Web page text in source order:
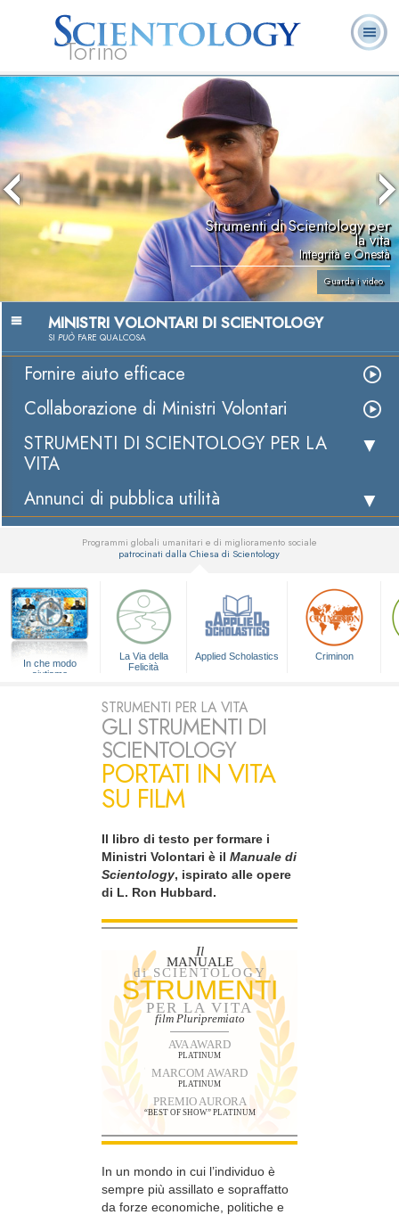
Torino
L. Ron Hubbard:
Fondatore
Scientology?
Ministri
Volontari
Strumenti di Scientology per
la vita
Integrità e Onestà
Guarda i video
MINISTRI VOLONTARI DI SCIENTOLOGY
SI PUÒ FARE QUALCOSA
Fornire aiuto efficace
Collaborazione di Ministri Volontari
STRUMENTI DI SCIENTOLOGY PER LA
VITA
Annunci di pubblica utilità
Programmi globali umanitari e di miglioramento sociale
patrocinati dalla Chiesa di Scientology
In che modo
aiutiamo
La Via della
Felicità
Applied Scholastics Criminon
STRUMENTI PER LA VITA
GLI STRUMENTI DI
SCIENTOLOGY
PORTATI IN VITA
SU FILM
Il libro di testo per formare i
Ministri Volontari è il Manuale di
Scientology, ispirato alle opere
di L. Ron Hubbard.
Il
MANUALE
di SCIENTOLOGY
STRUMENTI
PER LA VITA
film Pluripremiato
AVA AWARD
PLATINUM
MARCOM AWARD
PLATINUM
PREMIO AURORA
“BEST OF SHOW” PLATINUM
In un mondo in cui l’individuo è
sempre più assillato e sopraffatto
da forze economiche, politiche e